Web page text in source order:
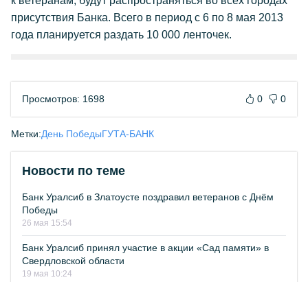
присутствия Банка. Всего в период с 6 по 8 мая 2013
года планируется раздать 10 000 ленточек.
Просмотров: 1698 0 0
Метки:День ПобедыГУТА-БАНК
Новости по теме
Банк Уралсиб в Златоусте поздравил ветеранов с Днём
Победы
26 мая 15:54
Банк Уралсиб принял участие в акции «Сад памяти» в
Свердловской области
19 мая 10:24